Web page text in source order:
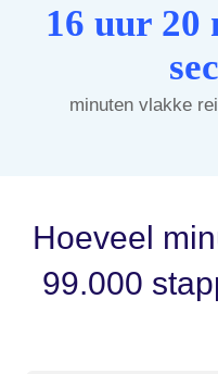
16 uur 20
minuten vlakke
Hoeveel
99.000